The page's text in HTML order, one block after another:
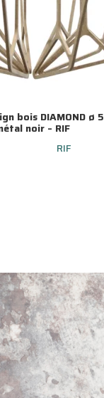
bois DIAMOND ø
noir – RIF
RIF